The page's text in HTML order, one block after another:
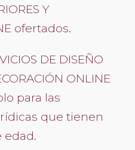
Y
ofertados.
DE DISEÑO
ONLINE
para las
que tienen
edad.